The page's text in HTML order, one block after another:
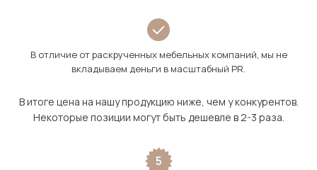
В отличие от раскрученных мебельных компаний, мы не
вкладываем деньги в масштабный PR.
В итоге цена на нашу продукцию ниже, чем у конкурентов.
Некоторые позиции могут быть дешевле в 2-3 раза.
5